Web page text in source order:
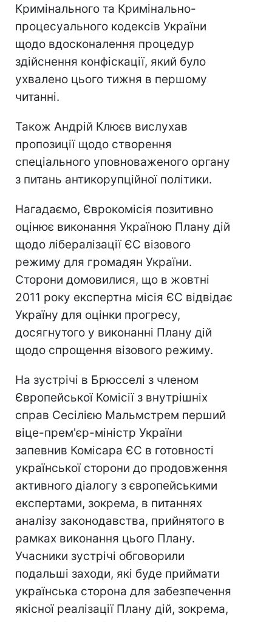
Кримінального та Кримінально-
процесуального кодексів України
щодо вдосконалення процедур
здійснення конфіскації, який було
ухвалено цього тижня в першому
читанні.
Також Андрій Клюєв вислухав
пропозиції щодо створення
спеціального уповноваженого органу
з питань антикорупційної політики.
Нагадаємо, Єврокомісія позитивно
оцінює виконання Україною Плану дій
щодо лібералізації ЄС візового
режиму для громадян України.
Сторони домовилися, що в жовтні
2011 року експертна місія ЄС відвідає
Україну для оцінки прогресу,
досягнутого у виконанні Плану дій
щодо спрощення візового режиму.
На зустрічі в Брюсселі з членом
Європейської Комісії з внутрішніх
справ Сесілією Мальмстрем перший
віце-прем'єр-міністр України
запевнив Комісара ЄС в готовності
української сторони до продовження
активного діалогу з європейськими
експертами, зокрема, в питаннях
аналізу законодавства, прийнятого в
рамках виконання цього Плану.
Учасники зустрічі обговорили
подальші заходи, які буде приймати
українська сторона для забезпечення
якісної реалізації Плану дій, зокрема,